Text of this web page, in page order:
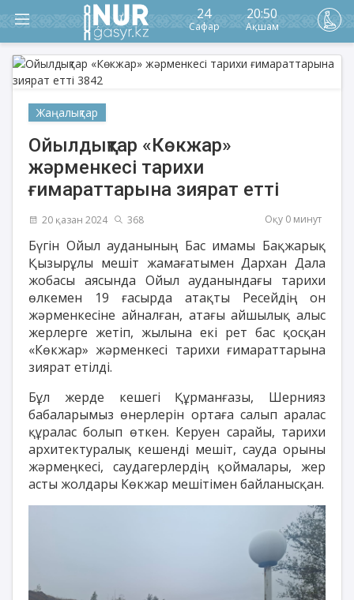
24
Сафар
20:50
Ақшам
Жаңалықтар
Ойылдықтар «Көкжар»
жәрменкесі тарихи
ғимараттарына зиярат етті
20 қазан 2024 368 Оқу 0 минут
Бүгін Ойыл ауданының Бас имамы Бақжарық
Қызырұлы мешіт жамағатымен Дархан Дала
жобасы аясында Ойыл ауданындағы тарихи
өлкемен 19 ғасырда атақты Ресейдің он
жәрменкесіне айналған, атағы айшылық алыс
жерлерге жетіп, жылына екі рет бас қосқан
«Көкжар» жәрменкесі тарихи ғимараттарына
зиярат етілді.
Бұл жерде кешегі Құрманғазы, Шернияз
бабаларымыз өнерлерін ортаға салып аралас
құралас болып өткен. Керуен сарайы, тарихи
архитектуралық кешенді мешіт, сауда орыны
жәрмеңкесі, саудагерлердің қоймалары, жер
асты жолдары Көкжар мешітімен байланысқан.